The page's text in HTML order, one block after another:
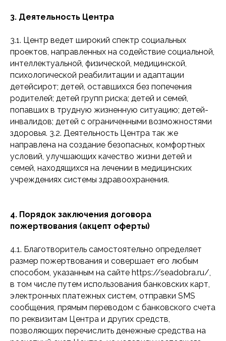
3. Деятельность Центра
3.1. Центр ведет широкий спектр социальных
проектов, направленных на содействие социальной,
интеллектуальной, физической, медицинской,
психологической реабилитации и адаптации
детейсирот; детей, оставшихся без попечения
родителей; детей групп риска; детей и семей,
попавших в трудную жизненную ситуацию; детей-
инвалидов; детей с ограниченными возможностями
здоровья. 3.2. Деятельность Центра так же
направлена на создание безопасных, комфортных
условий, улучшающих качество жизни детей и
семей, находящихся на лечении в медицинских
учреждениях системы здравоохранения.
4. Порядок заключения договора
пожертвования (акцепт оферты)
4.1. Благотворитель самостоятельно определяет
размер пожертвования и совершает его любым
способом, указанным на сайтe https://seadobra.ru/,
в том числе путем использования банковских карт,
электронных платежных систем, отправки SMS
сообщения, прямым переводом с банковского счета
по реквизитам Центра и других средств,
позволяющих перечислить денежные средства на